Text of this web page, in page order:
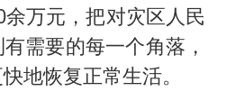
真理之光，何以能照亮复兴之路？
万元，把对灾区人民
需要的每一个角落，
地恢复正常生活。